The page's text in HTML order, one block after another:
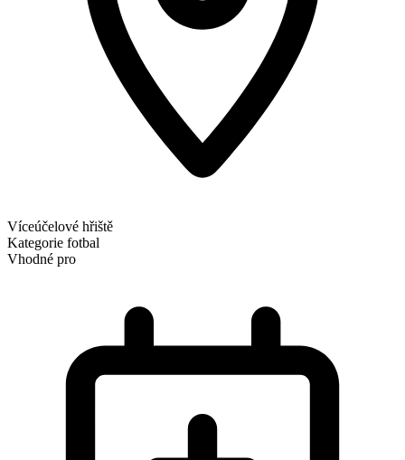
Víceúčelové hřiště
Kategorie fotbal
Vhodné pro